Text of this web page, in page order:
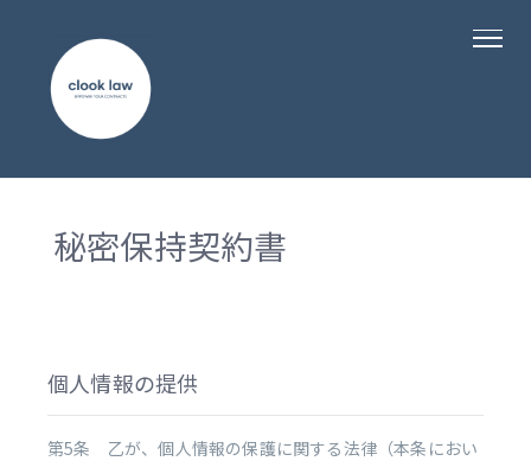
秘密保持契約書
個人情報の提供
第5条 乙が、個人情報の保護に関する法律（本条におい